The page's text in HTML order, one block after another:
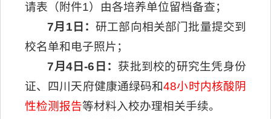
请表（附件1）由各培养单位留档备查；
7月1日：研工部向相关部门批量提交到
校名单和电子照片；
7月4日-6 日 ： 获批到校的研究生凭身份
证、四川天府健康通绿码和48小时内核酸阴
性检测报告等材料入校办理相关手续。